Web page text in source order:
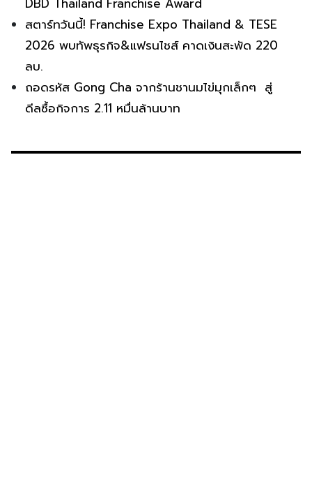
สตาร์ทวันนี้! Franchise Expo Thailand & TESE
2026 พบทัพธุรกิจ&แฟรนไชส์ คาดเงินสะพัด 220
ลบ.
ถอดรหัส Gong Cha จากร้านชานมไข่มุกเล็กๆ สู่
ดีลซื้อกิจการ 2.11 หมื่นล้านบาท